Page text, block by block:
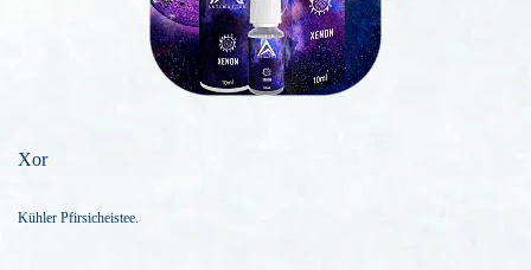
Xor
Kühler Pfirsicheistee.